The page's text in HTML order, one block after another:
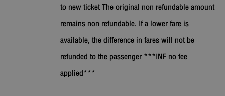
to new ticket The original non refundable amount
remains non refundable. If a lower fare is
available, the difference in fares will not be
refunded to the passenger ***INF no fee
applied***